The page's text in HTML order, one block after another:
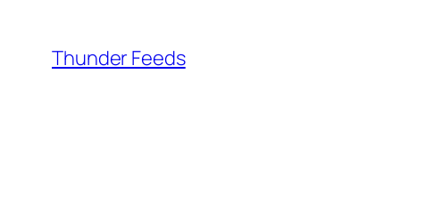
Thunder Feeds